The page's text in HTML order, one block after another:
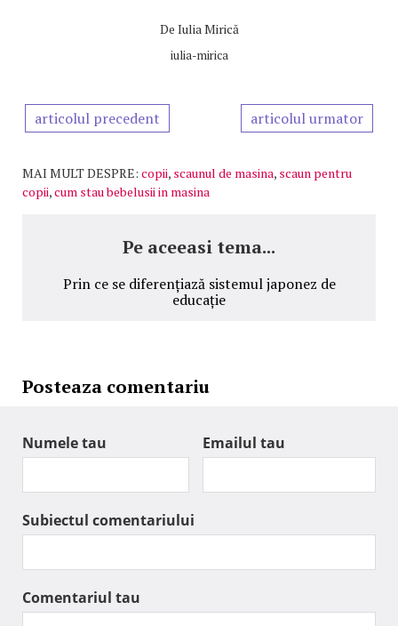
De Iulia Mirică
iulia-mirica
articolul precedent articolul urmator
MAI MULT DESPRE: copii, scaunul de masina, scaun pentru
copii,cum stau bebelusii in masina
Pe aceeasi tema...
Prin ce se diferențiază sistemul japonez de
educație
Posteaza comentariu
Numele tau Emailul tau
Subiectul comentariului
Comentariul tau